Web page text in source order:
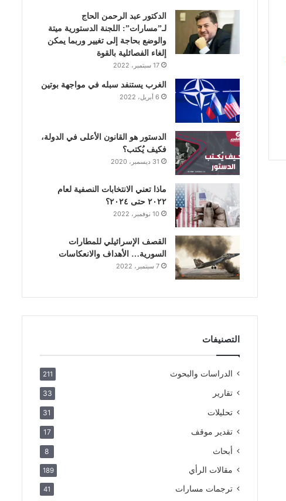
ك
إ
ن
ب
ا
الدكتور عبد الرحمن الحاج
لـ”مسارات”: اللجنة الدستورية ميتة
والوضع بحاجة إلى تغيير وربما يمكن
إلغاء الفصائلية بالقوة
17 سبتمبر، 2022
الغرب يستنفد سبله في مواجهة بوتين
6 أبريل، 2022
الدستور هو القانون الأعلى في الدولة،
فكيف يُكتب؟
31 ديسمبر، 2020
ماذا تعني الانتخابات النصفية لعام
٢٠٢٢ حتى ٢٠٢٤؟
10 نوفمبر، 2022
القصف الإسرائيلي للمطارات
السورية… الأهداف والانعكاسات
7 سبتمبر، 2022
التصنيفات
الدراسات والبحوث 211
تقارير 33
تحليلات 31
تقدير موقف 17
أبحاث 8
مقالات الرأي 189
ترجمات مسارات 41